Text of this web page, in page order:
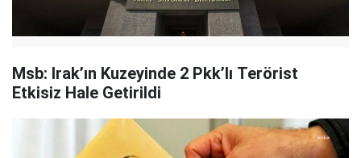
Msb: Irak’ın Kuzeyinde 2 Pkk’lı Terörist
Etkisiz Hale Getirildi